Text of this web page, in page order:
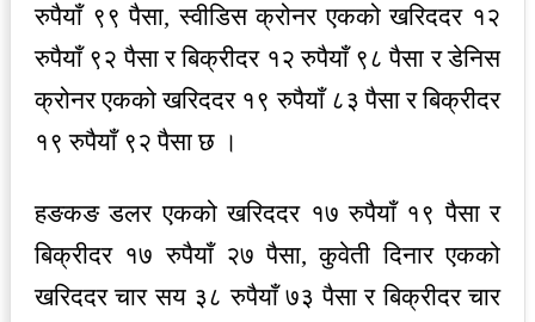
रुपैयाँ ९९ पैसा, स्वीडिस क्रोनर एकको खरिददर १२
रुपैयाँ ९२ पैसा र बिक्रीदर १२ रुपैयाँ ९८ पैसा र डेनिस
क्रोनर एकको खरिददर १९ रुपैयाँ ८३ पैसा र बिक्रीदर
१९ रुपैयाँ ९२ पैसा छ ।
हङकङ डलर एकको खरिददर १७ रुपैयाँ १९ पैसा र
बिक्रीदर १७ रुपैयाँ २७ पैसा, कुवेती दिनार एकको
खरिददर चार सय ३८ रुपैयाँ ७३ पैसा र बिक्रीदर चार